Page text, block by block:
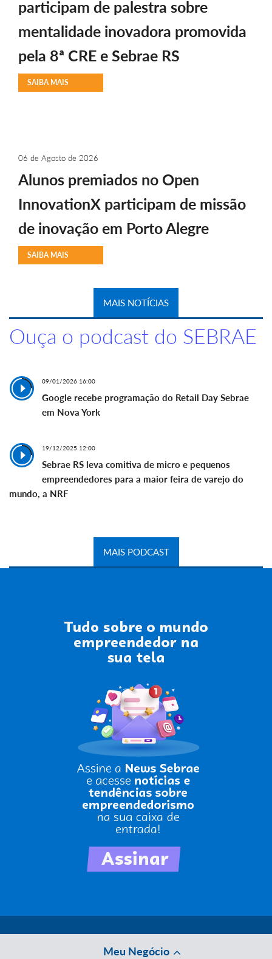
participam de palestra sobre
mentalidade inovadora promovida
pela 8ª CRE e Sebrae RS
SAIBA MAIS
06 de Agosto de 2026
Alunos premiados no Open
InnovationX participam de missão
de inovação em Porto Alegre
SAIBA MAIS
MAIS NOTÍCIAS
Ouça o podcast do SEBRAE
09/01/2026 16:00
Google recebe programação do Retail Day Sebrae
em Nova York
19/12/2025 12:00
Sebrae RS leva comitiva de micro e pequenos
empreendedores para a maior feira de varejo do
mundo, a NRF
MAIS PODCAST
Meu Negócio